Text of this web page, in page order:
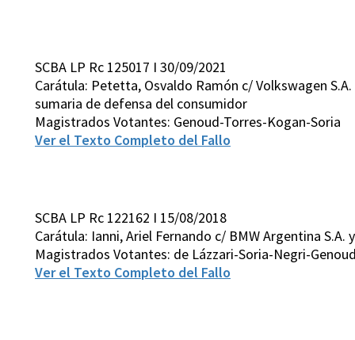
SCBA LP Rc 125017 I 30/09/2021
Carátula: Petetta, Osvaldo Ramón c/ Volkswagen
sumaria de defensa del consumidor
Magistrados Votantes: Genoud-Torres-Kogan-Soria
Ver el Texto Completo del Fallo
SCBA LP Rc 122162 I 15/08/2018
Carátula: Ianni, Ariel Fernando c/ BMW Argentina
Magistrados Votantes: de Lázzari-Soria-Negri-
Ver el Texto Completo del Fallo